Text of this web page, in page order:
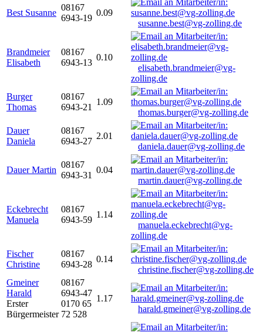
Best Susanne
08167
6943-19
0.09
susanne.best@vg-zolling.de
Brandmeier
Elisabeth
08167
6943-13
0.10
elisabeth.brandmeier@vg-
zolling.de
Burger
Thomas
08167
6943-21
1.09
thomas.burger@vg-zolling.de
Dauer
Daniela
08167
6943-27
2.01
daniela.dauer@vg-zolling.de
Dauer Martin
08167
6943-31
0.04
martin.dauer@vg-zolling.de
Eckebrecht
Manuela
08167
6943-59
1.14
manuela.eckebrecht@vg-
zolling.de
Fischer
Christine
08167
6943-28
0.14
christine.fischer@vg-zolling.de
Gmeiner
Harald
Erster
Bürgermeister
08167
6943-47
0170 65
72 528
1.17
harald.gmeiner@vg-zolling.de